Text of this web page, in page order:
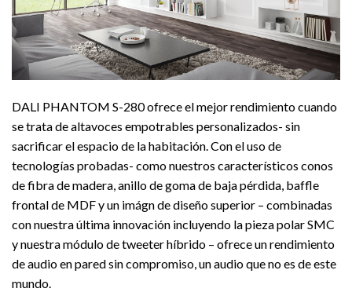
DALI PHANTOM S-280 ofrece el mejor rendimiento cuando
se trata de altavoces empotrables personalizados- sin
sacrificar el espacio de la habitación. Con el uso de
tecnologías probadas- como nuestros característicos conos
de fibra de madera, anillo de goma de baja pérdida, baffle
frontal de MDF y un imágn de diseño superior – combinadas
con nuestra última innovación incluyendo la pieza polar SMC
y nuestra módulo de tweeter híbrido – ofrece un rendimiento
de audio en pared sin compromiso, un audio que no es de este
mundo.